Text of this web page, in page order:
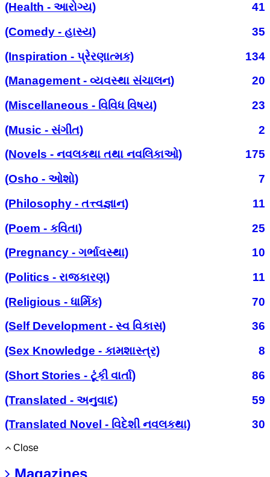
(Health - આરોગ્ય)
41
(Comedy - હાસ્ય)
35
(Inspiration - પ્રેરણાત્મક)
134
(Management - વ્યવસ્થા સંચાલન)
20
(Miscellaneous - વિવિધ વિષય)
23
(Music - સંગીત)
2
(Novels - નવલકથા તથા નવલિકાઓ)
175
(Osho - ઓશો)
7
(Philosophy - તત્ત્વજ્ઞાન)
11
(Poem - કવિતા)
25
(Pregnancy - ગર્ભાવસ્થા)
10
(Politics - રાજકારણ)
11
(Religious - ધાર્મિક)
70
(Self Development - સ્વ વિકાસ)
36
(Sex Knowledge - કામશાસ્ત્ર)
8
(Short Stories - ટૂંકી વાર્તા)
86
(Translated - અનુવાદ)
59
(Translated Novel - વિદેશી નવલકથા)
30
Close
Magazines